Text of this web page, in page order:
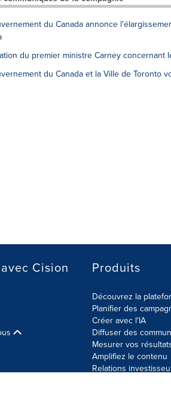
du Canada annonce
du premier ministre Carney concernant
du Canada et la Ville de Toronto
Cision Produits
Découvrez la
Planifier des
Créer avec l'IA
Diffuser des
Mesurer vos
Amplifiez le contenu
Relations